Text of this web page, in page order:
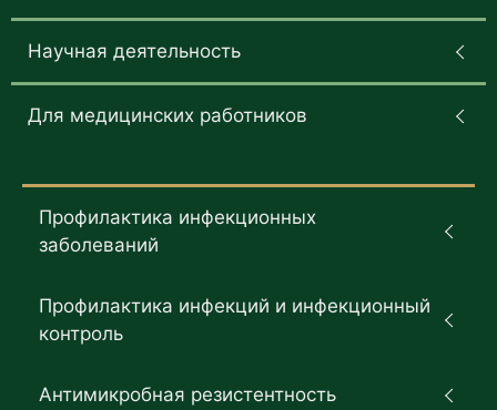
Научная деятельность
Для медицинских работников
Профилактика инфекционных
заболеваний
Профилактика инфекций и инфекционный
контроль
Антимикробная резистентность